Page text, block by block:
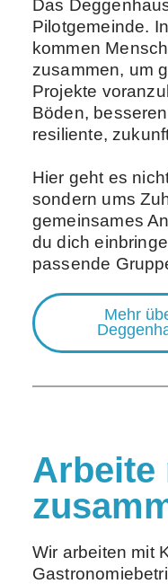
Das
Pilotgemeinde.
kommen
zusammen, um
Projekte
Böden,
resiliente,
Hier geht es
sondern ums
gemeinsames
du dich
passende
Mehr
Arbeite
Wir arbeiten mit